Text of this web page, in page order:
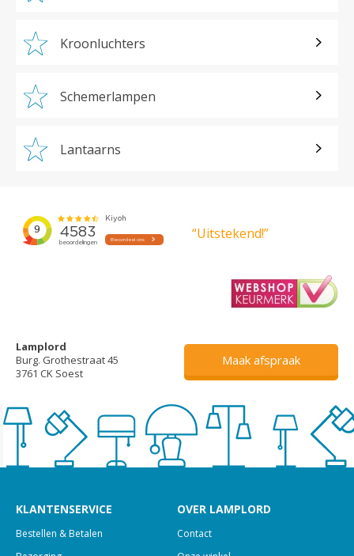
Kroonluchters
Schemerlampen
Lantaarns
“Uitstekend!”
Lamplord
Burg. Grothestraat 45
3761 CK Soest
Maak afspraak
KLANTENSERVICE
Bestellen & Betalen
OVER LAMPLORD
Contact